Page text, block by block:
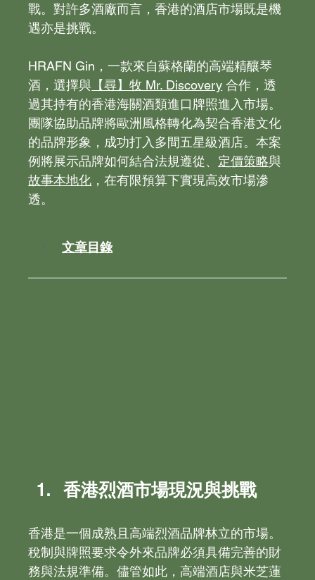
戰。對許多酒廠而言，香港的酒店市場既是機
遇亦是挑戰。
HRAFN Gin，一款來自蘇格蘭的高端精釀琴
酒，選擇與 【尋】牧 Mr. Discovery 合作，透
過其持有的香港海關酒類進口牌照進入市場。
團隊協助品牌將歐洲風格轉化為契合香港文化
的品牌形象，成功打入多間五星級酒店。本案
例將展示品牌如何結合法規遵從、 定價策略與
故事本地化 ，在有限預算下實現高效市場滲
透。
文章目錄
香港烈酒市場現況與挑戰
香港是一個成熟且高端烈酒品牌林立的市場。
稅制與牌照要求令外來品牌必須具備完善的財
務與法規準備。儘管如此，高端酒店與米芝蓮